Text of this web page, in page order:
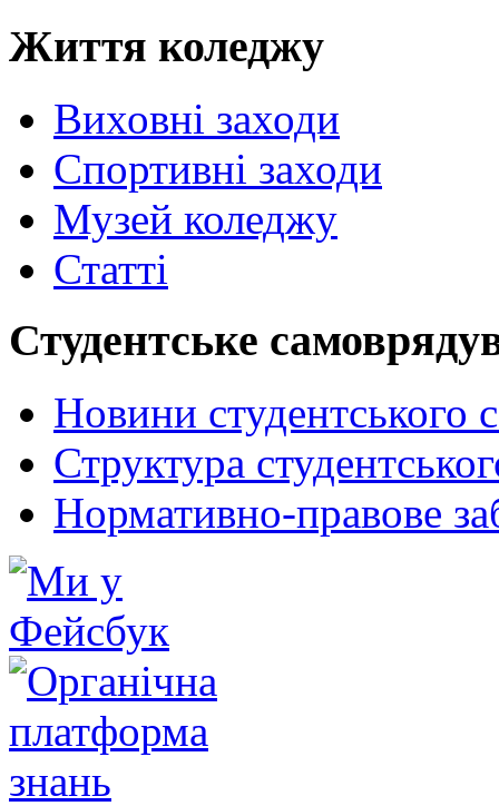
Життя коледжу
Виховні заходи
Спортивні заходи
Музей коледжу
Статті
Студентське
Новини студентського
Структура
Нормативно-правове